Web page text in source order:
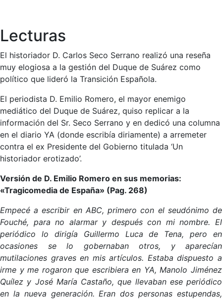
Lecturas
El historiador D. Carlos Seco Serrano realizó una reseña
muy elogiosa a la gestión del Duque de Suárez como
político que lideró la Transición Española.
El periodista D. Emilio Romero, el mayor enemigo
mediático del Duque de Suárez, quiso replicar a la
información del Sr. Seco Serrano y en dedicó una columna
en el diario YA (donde escribía diriamente) a arremeter
contra el ex Presidente del Gobierno titulada ‘Un
historiador erotizado’.
Versión de D. Emilio Romero en sus memorias:
«Tragicomedia de España» (Pag. 268)
Empecé a escribir en ABC, primero con el seudónimo de
Fouché, para no alarmar y después con mi nombre. El
periódico lo dirigía Guillermo Luca de Tena, pero en
ocasiones se lo gobernaban otros, y aparecían
mutilaciones graves en mis artículos. Estaba dispuesto a
irme y me rogaron que escribiera en YA, Manolo Jiménez
Quílez y José María Castaño, que llevaban ese periódico
en la nueva generación. Eran dos personas estupendas,